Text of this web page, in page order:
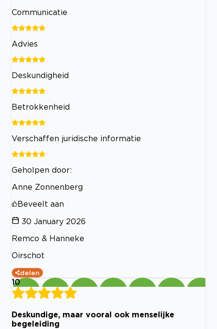
Communicatie
Advies
Deskundigheid
Betrokkenheid
Verschaffen juridische informatie
Geholpen door:
Anne Zonnenberg
Beveelt aan
30 January 2026
Remco & Hanneke
Oirschot
delen
10
Deskundige, maar vooral ook menselijke
begeleiding